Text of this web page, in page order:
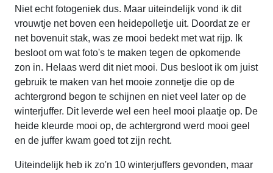
Niet echt fotogeniek dus. Maar uiteindelijk vond ik dit
vrouwtje net boven een heidepolletje uit. Doordat ze er
net bovenuit stak, was ze mooi bedekt met wat rijp. Ik
besloot om wat foto's te maken tegen de opkomende
zon in. Helaas werd dit niet mooi. Dus besloot ik om juist
gebruik te maken van het mooie zonnetje die op de
achtergrond begon te schijnen en niet veel later op de
winterjuffer. Dit leverde wel een heel mooi plaatje op. De
heide kleurde mooi op, de achtergrond werd mooi geel
en de juffer kwam goed tot zijn recht.
Uiteindelijk heb ik zo'n 10 winterjuffers gevonden, maar